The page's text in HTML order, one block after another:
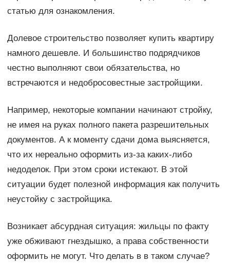
статью для ознакомления.
Долевое строительство позволяет купить квартиру
намного дешевле. И большинство подрядчиков
честно выполняют свои обязательства, но
встречаются и недобросовестные застройщики.
Например, некоторые компании начинают стройку,
не имея на руках полного пакета разрешительных
документов. А к моменту сдачи дома выясняется,
что их нереально оформить из-за каких-либо
недоделок. При этом сроки истекают. В этой
ситуации будет полезной информация как получить
неустойку с застройщика.
Возникает абсурдная ситуация: жильцы по факту
уже обживают гнездышко, а права собственности
оформить не могут. Что делать в в таком случае?